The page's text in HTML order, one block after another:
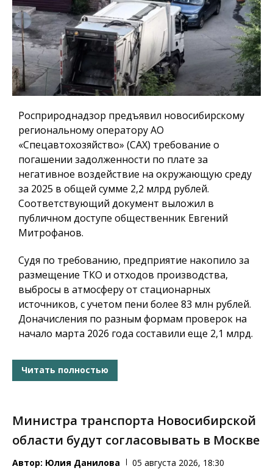
Росприроднадзор предъявил новосибирскому
региональному оператору АО
«Спецавтохозяйство» (САХ) требование о
погашении задолженности по плате за
негативное воздействие на окружающую среду
за 2025 в общей сумме 2,2 млрд рублей.
Соответствующий документ выложил в
публичном доступе общественник Евгений
Митрофанов.
Судя по требованию, предприятие накопило за
размещение ТКО и отходов производства,
выбросы в атмосферу от стационарных
источников, с учетом пени более 83 млн рублей.
Доначисления по разным формам проверок на
начало марта 2026 года составили еще 2,1 млрд.
Читать полностью
Министра транспорта Новосибирской
области будут согласовывать в Москве
Автор: Юлия Данилова 05 августа 2026, 18:30